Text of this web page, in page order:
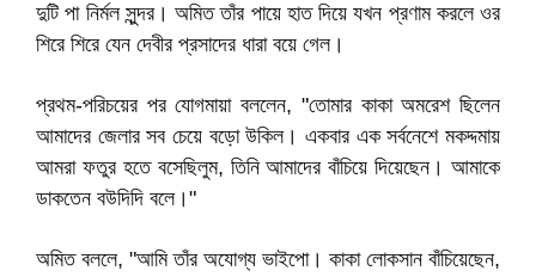
দুটি পা নির্মল সুন্দর। অমিত তাঁর পায়ে হাত দিয়ে যখন প্রণাম করলে ওর
শিরে শিরে যেন দেবীর প্রসাদের ধারা বয়ে গেল।
প্রথম-পরিচয়ের পর যোগমায়া বললেন, "তোমার কাকা অমরেশ ছিলেন
আমাদের জেলার সব চেয়ে বড়ো উকিল। একবার এক সর্বনেশে মকদ্দমায়
আমরা ফতুর হতে বসেছিলুম, তিনি আমাদের বাঁচিয়ে দিয়েছেন। আমাকে
ডাকতেন বউদিদি বলে।"
অমিত বললে, "আমি তাঁর অযোগ্য ভাইপো। কাকা লোকসান বাঁচিয়েছেন,